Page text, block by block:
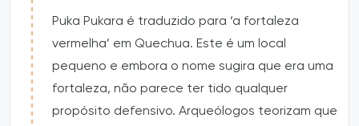
Puka Pukara é traduzido para ‘a fortaleza
vermelha’ em Quechua. Este é um local
pequeno e embora o nome sugira que era uma
fortaleza, não parece ter tido qualquer
propósito defensivo. Arqueólogos teorizam que